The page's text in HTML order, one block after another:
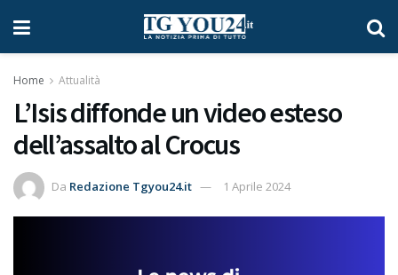
Home Attualità
L’Isis diffonde un video esteso
dell’assalto al Crocus
Da Redazione Tgyou24.it 1 Aprile 2024